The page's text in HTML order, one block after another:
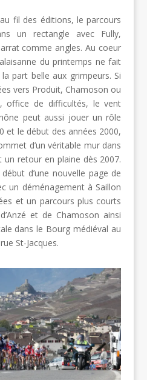
fil des éditions, le parcours
un rectangle avec Fully,
comme angles. Au coeur
du printemps ne fait
part belle aux grimpeurs. Si
vers Produit, Chamoson ou
office de difficultés, le vent
peut aussi jouer un rôle
et le début des années 2000,
d’un véritable mur dans
un retour en plaine dès 2007.
d’une nouvelle page de
un déménagement à Saillon
et un parcours plus courts
et de Chamoson ainsi
dans le Bourg médiéval au
St-Jacques.